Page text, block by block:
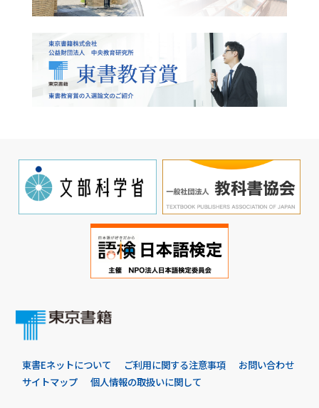
東書Eネットについて ご利用に関する注意事項
お問い合わせ
サイトマップ
個人情報の取扱いに関して